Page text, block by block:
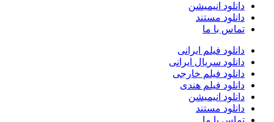
دانلود انیمیشن
دانلود مستند
تماس با ما
دانلود فیلم ایرانی
دانلود سریال ایرانی
دانلود فیلم خارجی
دانلود فیلم هندی
دانلود انیمیشن
دانلود مستند
تماس با ما